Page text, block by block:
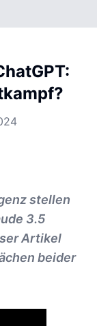
stellen
3.5
Artikel
beider